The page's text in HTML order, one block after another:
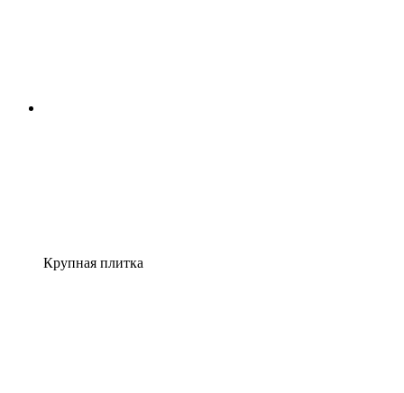
Крупная плитка